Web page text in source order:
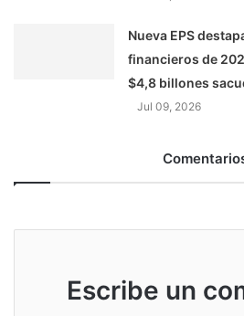
Nueva EPS
financieros de
$4,8 billones
Jul 09, 2026
Escribe un